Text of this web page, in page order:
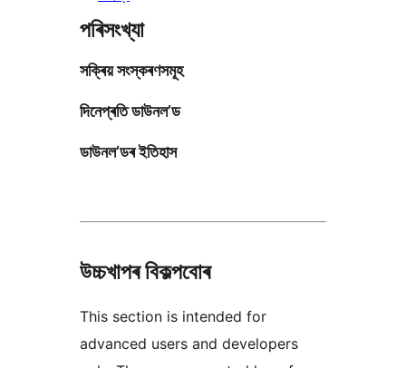
পৰিসংখ্যা
সক্ৰিয় সংস্কৰণসমূহ
দিনেপ্ৰতি ডাউনল’ড
ডাউনল’ডৰ ইতিহাস
উচ্চখাপৰ বিকল্পবোৰ
This section is intended for
advanced users and developers